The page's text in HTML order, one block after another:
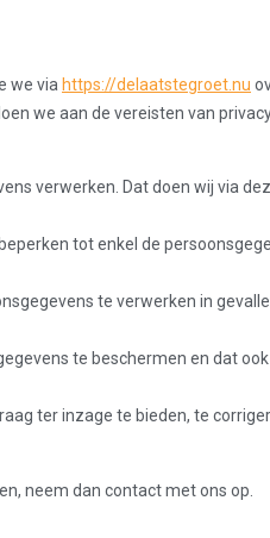
we via https://delaatstegroet.nu
we aan de vereisten van
verwerken. Dat doen wij via
tot enkel de
te verwerken in
te beschermen en dat
ter inzage te bieden, te
neem dan contact met ons op.